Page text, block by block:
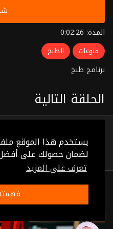
يستخدم هذا الموقع
لضمان حصولك على
تعرف على المزيد
المدة: 0:02:26
منوعات الطبخ
برنامج طبخ
الحلقة التالية
(0:01:24)